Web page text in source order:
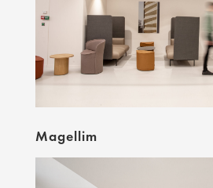
Magellim